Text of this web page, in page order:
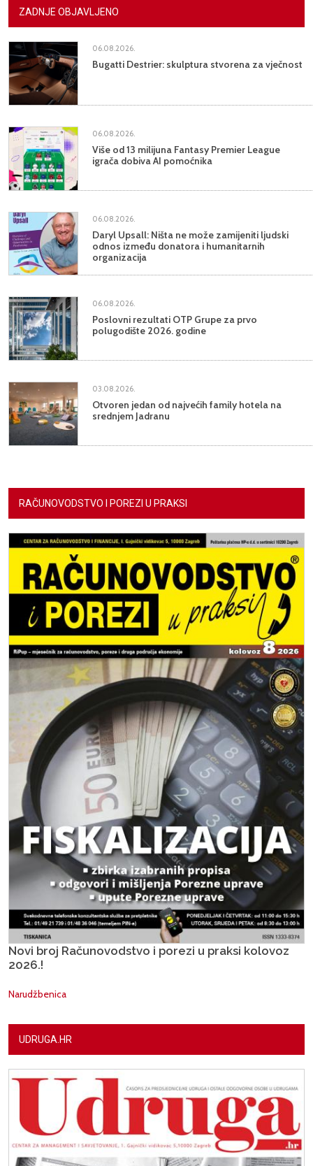
ZADNJE OBJAVLJENO
06.08.2026.
Bugatti Destrier: skulptura stvorena za vječnost
06.08.2026.
Više od 13 milijuna Fantasy Premier League
igrača dobiva AI pomoćnika
06.08.2026.
Daryl Upsall: Ništa ne može zamijeniti ljudski
odnos između donatora i humanitarnih
organizacija
06.08.2026.
Poslovni rezultati OTP Grupe za prvo
polugodište 2026. godine
03.08.2026.
Otvoren jedan od najvećih family hotela na
srednjem Jadranu
RAČUNOVODSTVO I POREZI U PRAKSI
Novi broj Računovodstvo i porezi u praksi kolovoz
2026.!
Narudžbenica
UDRUGA.HR